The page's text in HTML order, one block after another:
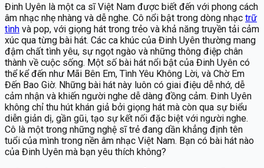
Đinh Uyên là một ca sĩ Việt Nam được biết đến với phong cách
âm nhạc nhẹ nhàng và dễ nghe. Cô nổi bật trong dòng nhạc trữ
tình và pop, với giọng hát trong trẻo và khả năng truyền tải cảm
xúc qua từng bài hát. Các ca khúc của Đinh Uyên thường mang
đậm chất tình yêu, sự ngọt ngào và những thông điệp chân
thành về cuộc sống. Một số bài hát nổi bật của Đinh Uyên có
thể kể đến như Mãi Bên Em, Tình Yêu Không Lời, và Chờ Em
Đến Bao Giờ. Những bài hát này luôn có giai điệu dễ nhớ, dễ
cảm nhận và khiến người nghe dễ dàng đồng cảm. Đinh Uyên
không chỉ thu hút khán giả bởi giọng hát mà còn qua sự biểu
diễn giản dị, gần gũi, tạo sự kết nối đặc biệt với người nghe.
Cô là một trong những nghệ sĩ trẻ đang dần khẳng định tên
tuổi của mình trong nền âm nhạc Việt Nam. Bạn có bài hát nào
của Đinh Uyên mà bạn yêu thích không?